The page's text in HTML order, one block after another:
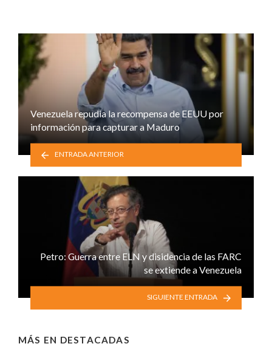
Venezuela repudia la recompensa de EEUU por
información para capturar a Maduro
ENTRADA ANTERIOR
Petro: Guerra entre ELN y disidencia de las FARC
se extiende a Venezuela
SIGUIENTE ENTRADA
MÁS EN DESTACADAS